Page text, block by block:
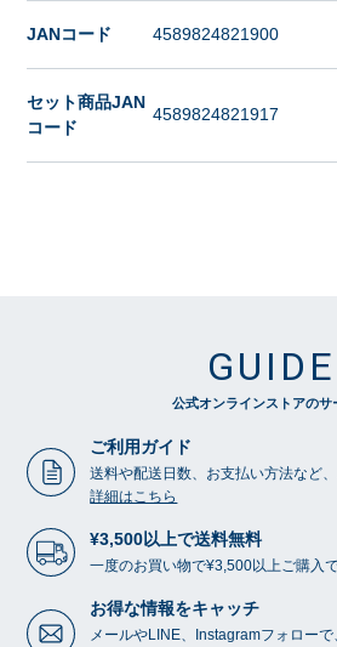
JANコード 4589824821900
セット商品JAN
コード
4589824821917
GUIDE
公式オンラインストアのサ
ご利用ガイド
送料や配送日数、お支払い方法など
詳細はこちら
¥3,500以上で送料無料
一度のお買い物で¥3,500以上ご購入
お得な情報をキャッチ
メールやLINE、Instagramフォローで